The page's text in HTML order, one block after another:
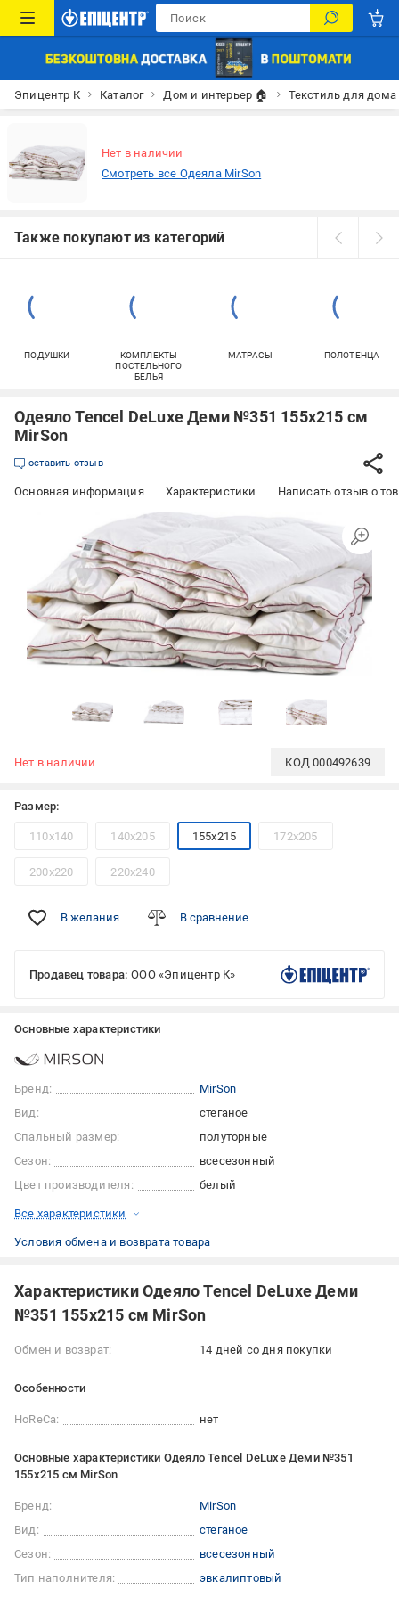
Эпицентр К Каталог Дом и интерьер 🏠 Текстиль для дома
Нет в наличии
Смотреть все Одеяла MirSon
Также покупают из категорий
ПОДУШКИ
КОМПЛЕКТЫ
ПОСТЕЛЬНОГО
БЕЛЬЯ
МАТРАСЫ ПОЛОТЕНЦА
Одеяло Tencel DeLuxe Деми №351 155x215 см
MirSon
оставить отзыв
Основная информация Характеристики Написать отзыв о
Нет в наличии КОД000492639
Размер:
110x140 140x205 155x215 172x205
200x220 220x240
В желания В сравнение
Продавец товара: ООО «Эпицентр К»
Основные характеристики
Бренд:
MirSon
Вид:
стеганое
Спальный размер:
полуторные
Сезон:
всесезонный
Цвет производителя:
белый
Все характеристики
Условия обмена и возврата товара
Характеристики Одеяло Tencel DeLuxe Деми
№351 155x215 см MirSon
Обмен и возврат: 14 дней со дня покупки
Особенности
HoReCa: нет
Основные характеристики Одеяло Tencel DeLuxe Деми №351
155x215 см MirSon
Бренд:
MirSon
Вид:
стеганое
Сезон:
всесезонный
Тип наполнителя:
эвкалиптовый